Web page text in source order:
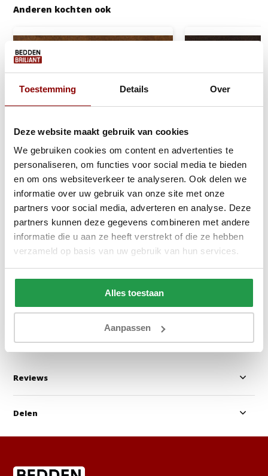
Toestemming Details Over
Deze website maakt gebruik van cookies
We gebruiken cookies om content en advertenties te
personaliseren, om functies voor social media te bieden
en om ons websiteverkeer te analyseren. Ook delen we
informatie over uw gebruik van onze site met onze
partners voor social media, adverteren en analyse. Deze
partners kunnen deze gegevens combineren met andere
informatie die u aan ze heeft verstrekt of die ze hebben
verzameld op basis van uw gebruik van hun services.
Alles toestaan
Aanpassen
Anderen kochten ook
Preston 29 -
Reviews
Delen